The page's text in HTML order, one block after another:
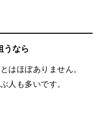
うなら
はほぼありません。
人も多いです。